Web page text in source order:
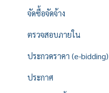
จัดซื้อจัดจ้าง
ตรวจสอบภายใน
ประกวดราคา (e-bidding)
ประกาศ